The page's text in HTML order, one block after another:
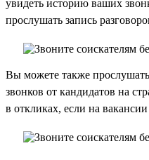
увидеть историю ваших
прослушать запись
Вы можете также
звонков от кандидатов на
в откликах, если на